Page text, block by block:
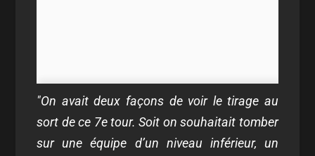
"On avait deux façons de voir le tirage au
sort de ce 7etour. Soit on souhaitait tomber
sur une équipe d’un niveau inférieur, un